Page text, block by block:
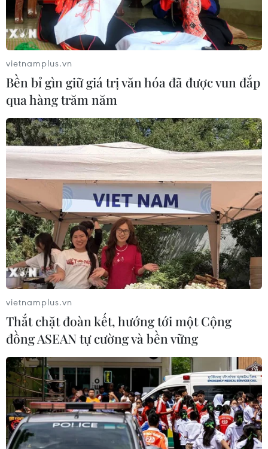
Ukraine muốn trừng phạt Iran 50 năm vì
"cung cấp vũ khí cho Nga"
29/05/2023 00:22
Từ năm 2022, Kiev và các đồng minh phương Tây liên
tục cáo buộc Iran cung cấp vũ khí cho Nga để sử dụng
trong cuộc chiến tại Ukraine - điều mà Tehran bác bỏ.
Chính phủ Mỹ quyết định cung cấp bom
chùm cho Ukraine
vietnamplus.vn
Bền bỉ gìn giữ giá trị văn hóa đã được vun đắp
qua hàng trăm năm
vietnamplus.vn
Thắt chặt đoàn kết, hướng tới một Cộng
đồng ASEAN tự cường và bền vững